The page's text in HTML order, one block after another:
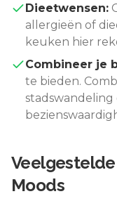
Dieetwensen:
allergieën of
keuken hier
Combineer je
te bieden.
stadswandeling
Moods